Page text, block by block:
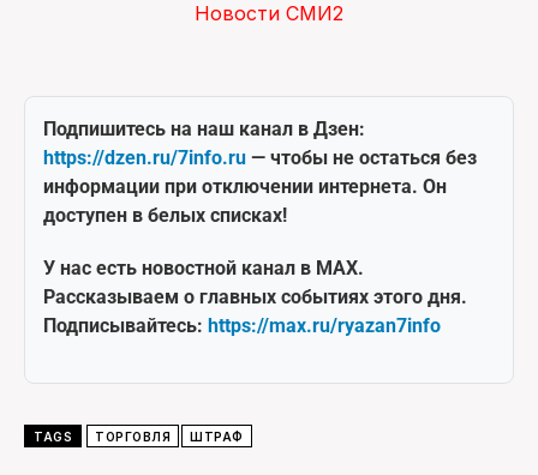
Новости СМИ2
Подпишитесь на наш канал в Дзен:
https://dzen.ru/7info.ru — чтобы не остаться без
информации при отключении интернета. Он
доступен в белых списках!
У нас есть новостной канал в MAX.
Рассказываем о главных событиях этого дня.
Подписывайтесь: https://max.ru/ryazan7info
TAGS ТОРГОВЛЯ ШТРАФ